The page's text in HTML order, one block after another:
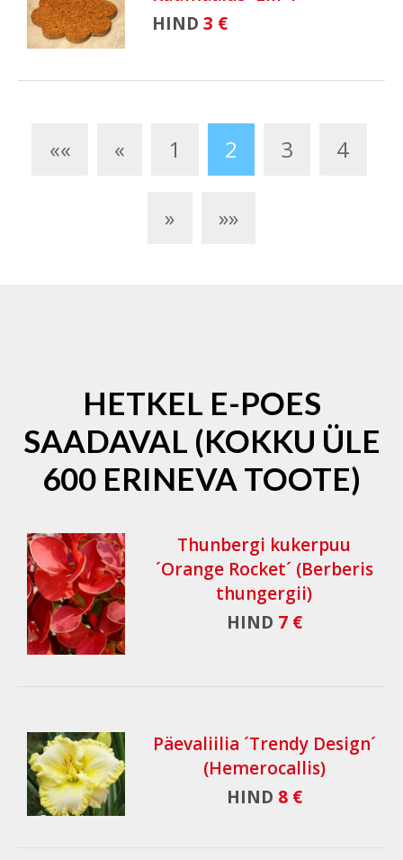
HIND 3 €
«« « 1 2 3 4
» »»
HETKEL E-POES
SAADAVAL (KOKKU ÜLE
600 ERINEVA TOOTE)
Thunbergi kukerpuu
´Orange Rocket´ (Berberis
thungergii)
HIND 7 €
Päevaliilia ´Trendy Design´
(Hemerocallis)
HIND 8 €